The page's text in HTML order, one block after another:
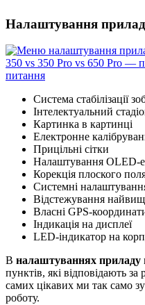
Налаштування
Cистема стабілізації
Інтелектуальний
Картинка в картинці
Електронне
Прицільні сітки
Налаштування OLED-
Корекція плоского
Системні
Відстежування
Власні GPS-
Індикація на дисплеї
LED-індикатор на
В налаштуваннях приладу
пунктів, які відповідають
самих цікавих ми так само
роботу.